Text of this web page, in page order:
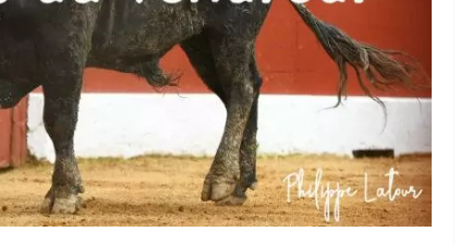
17/07/2026 Tertulias